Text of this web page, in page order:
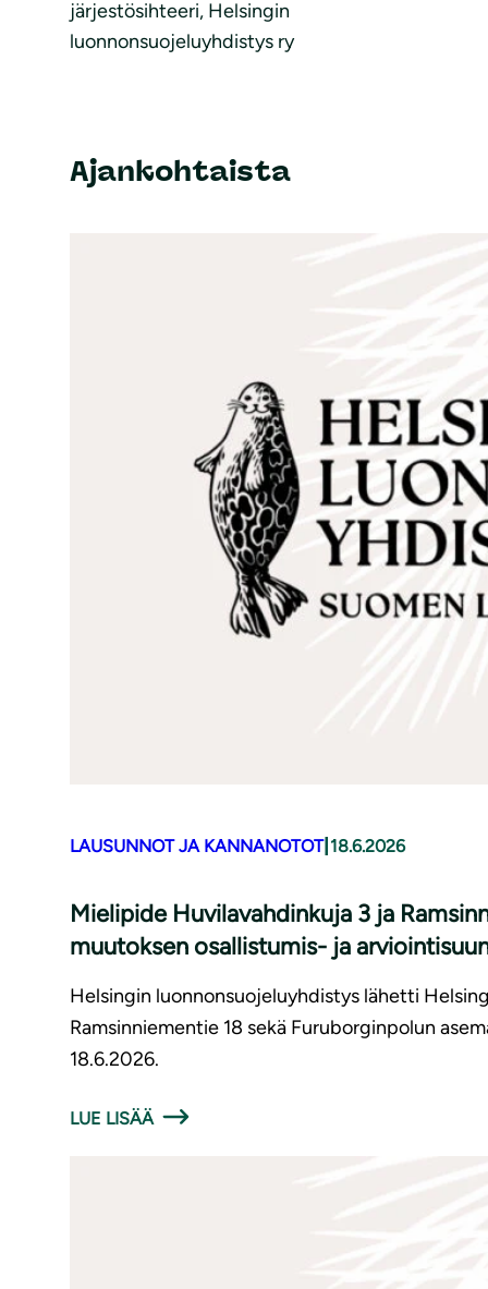
järjestösihteeri, Helsingin
luonnonsuojeluyhdistys ry
Ajankohtaista
LAUSUNNOT JA KANNANOTOT| 18.6.2026
Mielipide Huvilavahdinkuja 3 ja
muutoksen osallistumis- ja
Helsingin luonnonsuojeluyhdistys lähetti
Ramsinniementie 18 sekä Furuborginpolun
18.6.2026.
LUE LISÄÄ